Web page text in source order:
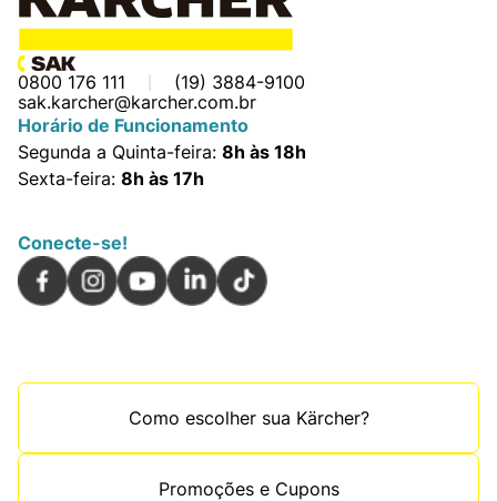
0800 176 111
(19) 3884-9100
sak.karcher@karcher.com.br
Horário de Funcionamento
Segunda a Quinta-feira: 8h às 18h
Sexta-feira: 8h às 17h
Conecte-se!
Como escolher sua Kärcher?
Promoções e Cupons